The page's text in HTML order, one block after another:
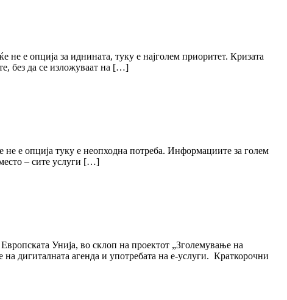
не е опција за иднината, туку е најголем приоритет. Кризата
без да се изложуваат на […]
не е опција туку е неопходна потреба. Информациите зa голем
– сите услуги […]
Унија, во склоп на проектот „Зголемување на
дигиталната агенда и употребата на е-услуги. Краткорочни